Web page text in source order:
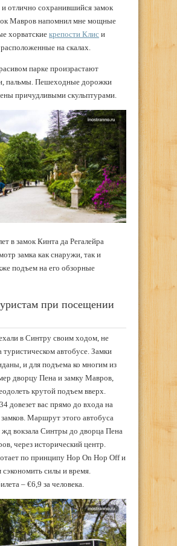
отлично сохранившийся замок
Мавров напомнил мне мощные
хорватские крепости Клис и
на скалах.
парке произрастают
пальмы. Пешеходные дорожки
причудливыми скульптурами.
в замок Кинта да Регалейра
замка как снаружи, так и
подъем на его обзорные
при посещении
в Синтру своим ходом, не
туристическом автобусе. Замки
и для подъема ко многим из
дворцу Пена и замку Мавров,
крутой подъем вверх.
довезет вас прямо до входа на
Маршрут этого автобуса
вокзала Синтры до дворца Пена
через исторический центр.
по принципу Hop On Hop Off и
силы и время.
– €6,9 за человека.